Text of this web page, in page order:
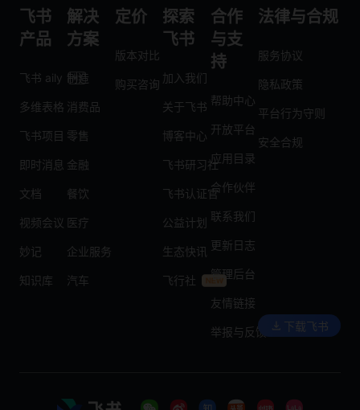
飞书
产品
飞书 aily
多维表格
飞书项目
即时消息
文档
视频会议
妙记
知识库
解决
方案
制造
消费品
零售
金融
餐饮
医疗
企业服务
汽车
定价
版本对比
购买咨询
探索
飞书
加入我们
关于飞书
博客中心
飞书研习社
飞书认证官
公益计划
生态快讯
飞行社
合作
与支
持
帮助中心
开放平台
应用目录
合作伙伴
联系我们
更新日志
管理后台
友情链接
举报与反馈
法律与合规
服务协议
隐私政策
平台行为守则
安全合规
下载飞书